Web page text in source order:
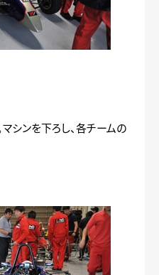
シンを下ろし、各チームの